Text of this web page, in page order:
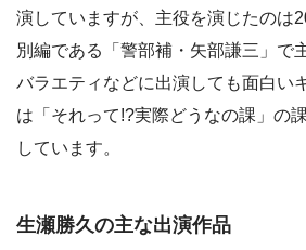
演していますが、主役を演じたのは
別編である「警部補・矢部謙三」で
バラエティなどに出演しても面白い
は「それって!?実際どうなの課」の
しています。
生瀬勝久の主な出演作品